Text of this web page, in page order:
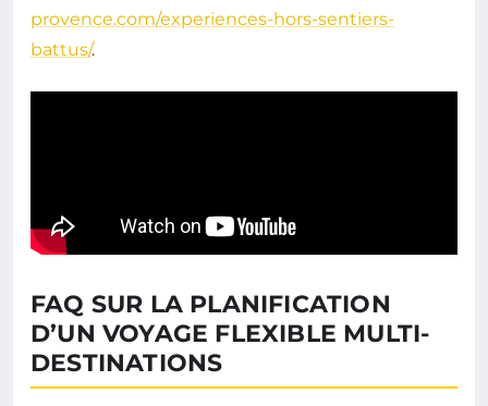
provence.com/experiences-hors-sentiers-
battus/.
FAQ SUR LA PLANIFICATION
D’UN VOYAGE FLEXIBLE MULTI-
DESTINATIONS